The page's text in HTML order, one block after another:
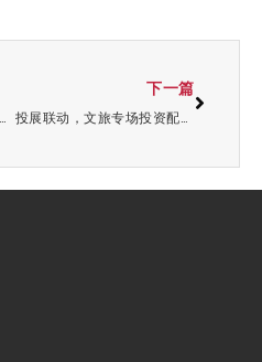
旅博会纵览 | 产业互融，协同创新发展
下一篇
投展联动，文旅专场投资配对会为展商赋能！